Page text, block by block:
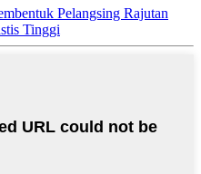
Pelangsing Rajutan
Tinggi